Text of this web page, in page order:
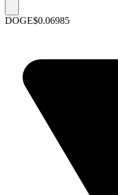
DOGE$0.06985